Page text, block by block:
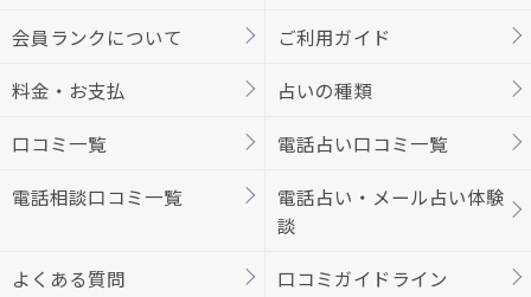
会員ランクについて ご利用ガイド
料金・お支払 占いの種類
口コミ一覧 電話占い口コミ一覧
電話相談口コミ一覧
電話占い・メール占い体験
談
よくある質問 口コミガイドライン